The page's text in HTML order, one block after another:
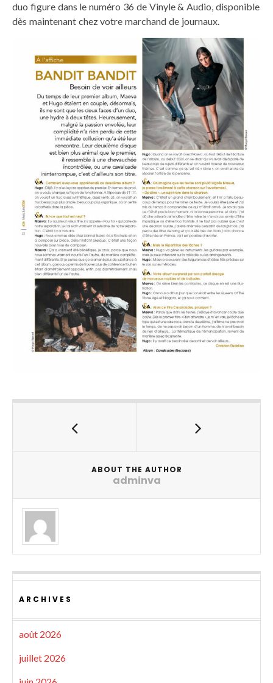
duo figure dans le numéro 36 de Vinyle & Audio, disponible
dès maintenant chez votre marchand de journaux.
ABOUT THE AUTHOR
adminva
ARCHIVES
août 2026
juillet 2026